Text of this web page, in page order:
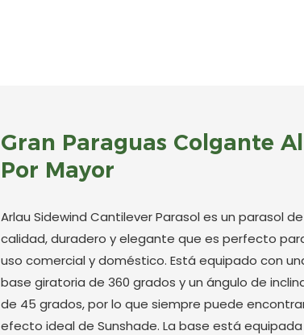
Gran Paraguas Colgante Al
Por Mayor
Arlau Sidewind Cantilever Parasol es un parasol
calidad, duradero y elegante que es perfecto
uso comercial y doméstico. Está equipado con
base giratoria de 360 ​​grados y un ángulo de
de 45 grados, por lo que siempre puede
efecto ideal de Sunshade. La base está